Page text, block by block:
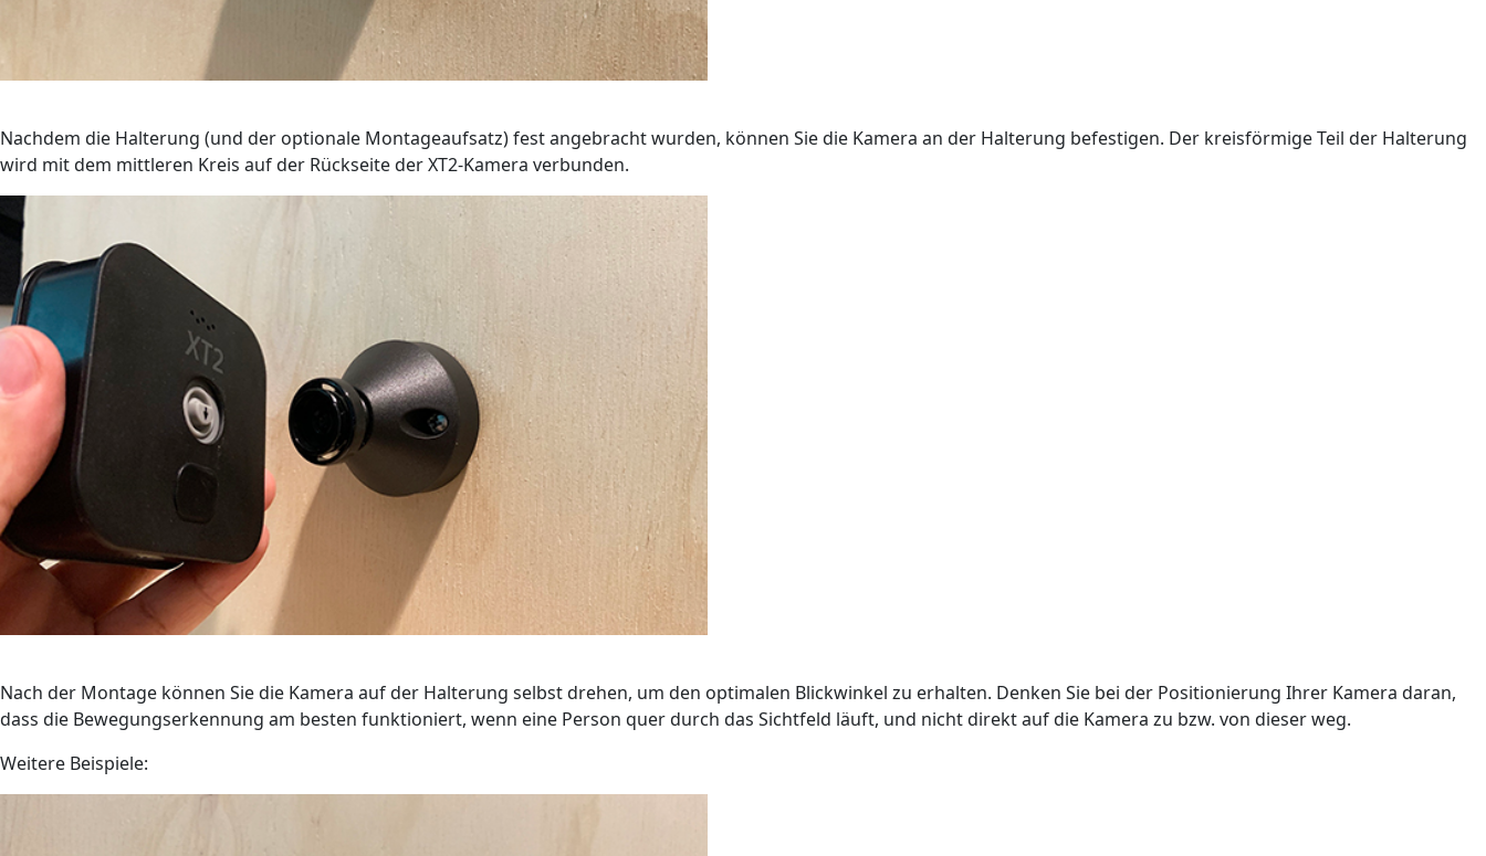
Nachdem die Halterung (und der optionale Montageaufsatz) fest angebracht wurden, können Sie die Kamera an der Halterung befestigen. Der kreisförmige Teil der Halterung
wird mit dem mittleren Kreis auf der Rückseite der XT2-Kamera verbunden.
Nach der Montage können Sie die Kamera auf der Halterung selbst drehen, um den optimalen Blickwinkel zu erhalten. Denken Sie bei der Positionierung Ihrer Kamera daran,
dass die Bewegungserkennung am besten funktioniert, wenn eine Person quer durch das Sichtfeld läuft, und nicht direkt auf die Kamera zu bzw. von dieser weg.
Weitere Beispiele: